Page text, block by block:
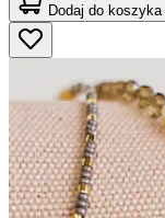
Dodaj do koszyka